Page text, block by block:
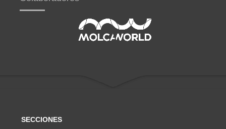
SECCIONES